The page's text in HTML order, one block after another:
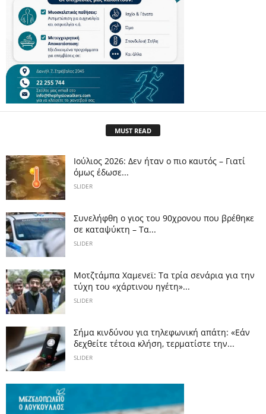
MUST READ
Ιούλιος 2026: Δεν ήταν ο πιο καυτός – Γιατί
όμως έδωσε...
SLIDER
Συνελήφθη ο γιος του 90χρονου που βρέθηκε
σε καταψύκτη – Τα...
SLIDER
Μοτζτάμπα Χαμενεϊ: Τα τρία σενάρια για την
τύχη του «χάρτινου ηγέτη»...
SLIDER
Σήμα κινδύνου για τηλεφωνική απάτη: «Εάν
δεχθείτε τέτοια κλήση, τερματίστε την...
SLIDER